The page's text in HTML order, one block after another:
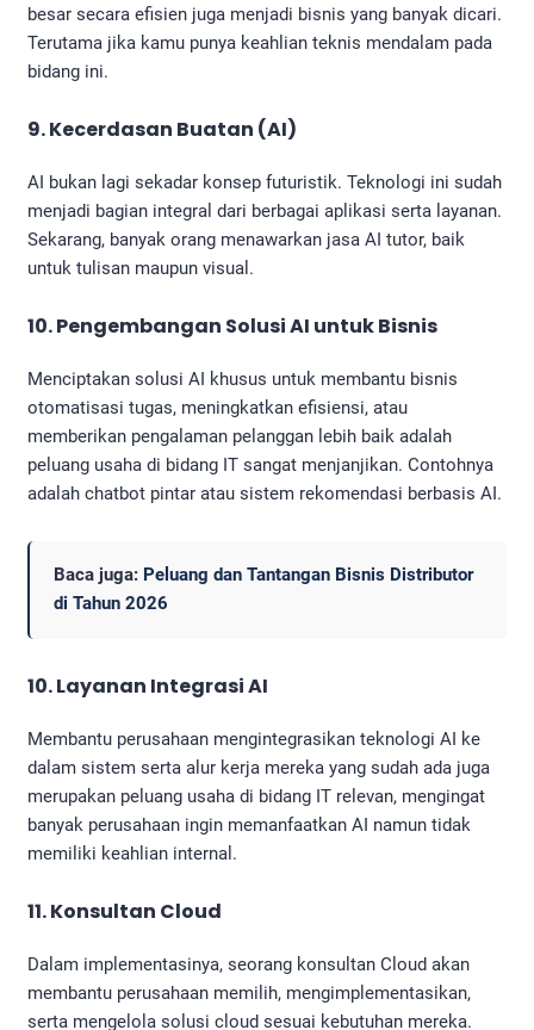
besar secara efisien juga menjadi bisnis yang banyak dicari.
Terutama jika kamu punya keahlian teknis mendalam pada
bidang ini.
9.Kecerdasan Buatan (AI)
AI bukan lagi sekadar konsep futuristik. Teknologi ini sudah
menjadi bagian integral dari berbagai aplikasi serta layanan.
Sekarang, banyak orang menawarkan jasa AI tutor, baik
untuk tulisan maupun visual.
10. Pengembangan Solusi AI untuk Bisnis
Menciptakan solusi AI khusus untuk membantu bisnis
otomatisasi tugas, meningkatkan efisiensi, atau
memberikan pengalaman pelanggan lebih baik adalah
peluang usaha di bidang IT sangat menjanjikan. Contohnya
adalah chatbot pintar atau sistem rekomendasi berbasis AI.
Baca juga: Peluang dan Tantangan Bisnis Distributor
di Tahun 2026
10. Layanan Integrasi AI
Membantu perusahaan mengintegrasikan teknologi AI ke
dalam sistem serta alur kerja mereka yang sudah ada juga
merupakan peluang usaha di bidang IT relevan, mengingat
banyak perusahaan ingin memanfaatkan AI namun tidak
memiliki keahlian internal.
11. Konsultan Cloud
Dalam implementasinya, seorang konsultan Cloud akan
membantu perusahaan memilih, mengimplementasikan,
serta mengelola solusi cloud sesuai kebutuhan mereka.